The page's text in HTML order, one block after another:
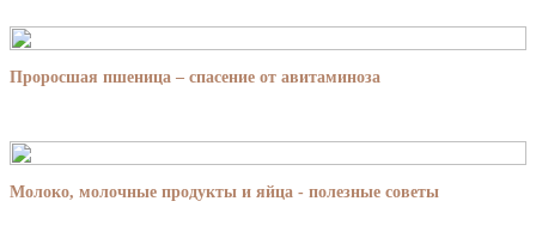
Проросшая пшеница – спасение от авитаминоза
Молоко, молочные продукты и яйца - полезные советы